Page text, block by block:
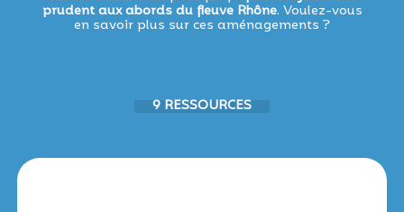
prudent aux abords du fleuve Rhône. Voulez-vous
en savoir plus sur ces aménagements ?
9 RESSOURCES